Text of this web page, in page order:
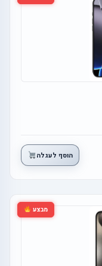
הוסף לעגלה
מבצע